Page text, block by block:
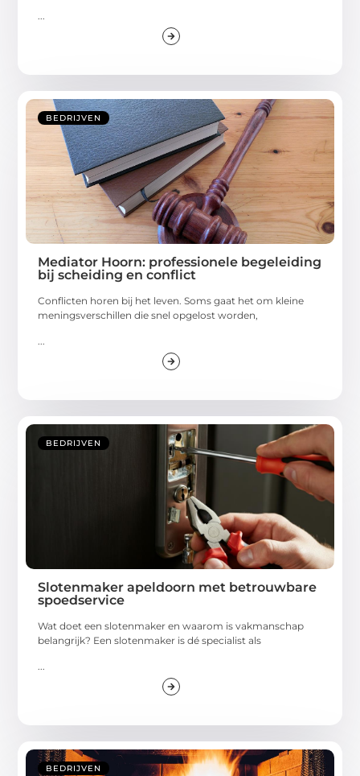
BEDRIJVEN
Mediator Hoorn: professionele begeleiding
bij scheiding en conflict
Conflicten horen bij het leven. Soms gaat het om kleine
meningsverschillen die snel opgelost worden,
BEDRIJVEN
Slotenmaker apeldoorn met betrouwbare
spoedservice
Wat doet een slotenmaker en waarom is vakmanschap
belangrijk? Een slotenmaker is dé specialist als
...
BEDRIJVEN